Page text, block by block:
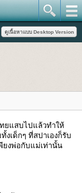
ยแสบไปแล้วทำให้
งเด็กๆ ที่สปาเองก็รับ
ยงพ่อกับแม่เท่านั้น